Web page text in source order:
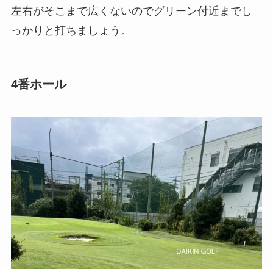
左右がそこまで広くないのでグリーン付近までし
っかりと打ちましょう。
4番ホール